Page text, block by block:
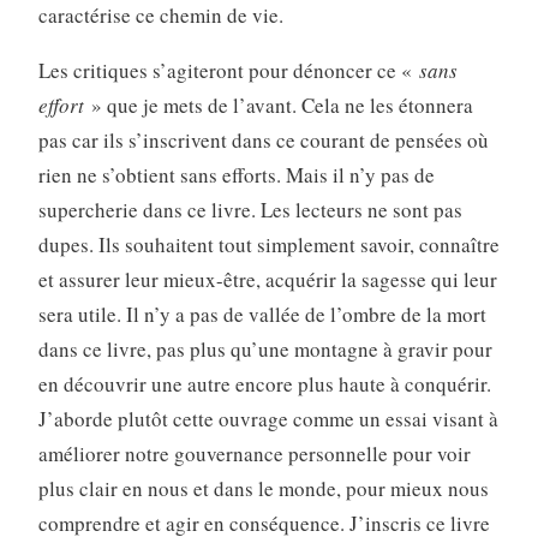
caractérise ce chemin de vie.
Les critiques s’agiteront pour dénoncer ce « sans
effort» que je mets de l’avant. Cela ne les étonnera
pas car ils s’inscrivent dans ce courant de pensées où
rien ne s’obtient sans efforts. Mais il n’y pas de
supercherie dans ce livre. Les lecteurs ne sont pas
dupes. Ils souhaitent tout simplement savoir, connaître
et assurer leur mieux-être, acquérir la sagesse qui leur
sera utile. Il n’y a pas de vallée de l’ombre de la mort
dans ce livre, pas plus qu’une montagne à gravir pour
en découvrir une autre encore plus haute à conquérir.
J’aborde plutôt cette ouvrage comme un essai visant à
améliorer notre gouvernance personnelle pour voir
plus clair en nous et dans le monde, pour mieux nous
comprendre et agir en conséquence. J’inscris ce livre